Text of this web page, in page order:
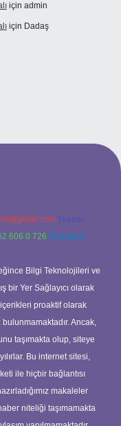
için admin
için Dadaş
Teams:
606 0 726 Telegram:
Bilgi Teknolojileri ve
bir Yer Sağlayıcı olarak
proaktif olarak
Ancak,
taşımakta olup, siteye
Bu internet sitesi,
ile hiçbir bağlantısı
makaleler
niteliği taşımamakta